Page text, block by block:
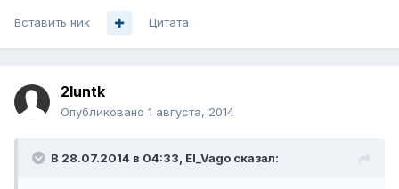
Вставить ник Цитата
2luntk
Опубликовано 1 августа, 2014
В 28.07.2014 в 04:33, El_Vago сказал: